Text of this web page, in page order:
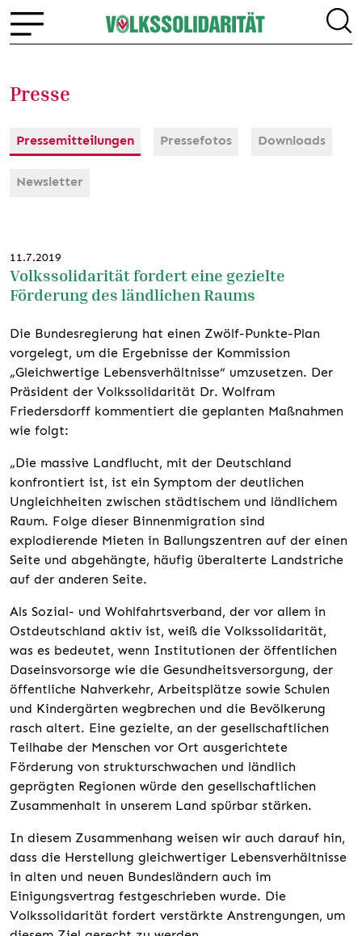
Presse
Pressemitteilungen Pressefotos Downloads
Newsletter
11.7.2019
Volkssolidarität fordert eine gezielte
Förderung des ländlichen Raums
Die Bundesregierung hat einen Zwölf-Punkte-Plan
vorgelegt, um die Ergebnisse der Kommission
„Gleichwertige Lebensverhältnisse“ umzusetzen. Der
Präsident der Volkssolidarität Dr. Wolfram
Friedersdorff kommentiert die geplanten Maßnahmen
wie folgt:
„Die massive Landflucht, mit der Deutschland
konfrontiert ist, ist ein Symptom der deutlichen
Ungleichheiten zwischen städtischem und ländlichem
Raum. Folge dieser Binnenmigration sind
explodierende Mieten in Ballungszentren auf der einen
Seite und abgehängte, häufig überalterte Landstriche
auf der anderen Seite.
Als Sozial- und Wohlfahrtsverband, der vor allem in
Ostdeutschland aktiv ist, weiß die Volkssolidarität,
was es bedeutet, wenn Institutionen der öffentlichen
Daseinsvorsorge wie die Gesundheitsversorgung, der
öffentliche Nahverkehr, Arbeitsplätze sowie Schulen
und Kindergärten wegbrechen und die Bevölkerung
rasch altert. Eine gezielte, an der gesellschaftlichen
Teilhabe der Menschen vor Ort ausgerichtete
Förderung von strukturschwachen und ländlich
geprägten Regionen würde den gesellschaftlichen
Zusammenhalt in unserem Land spürbar stärken.
In diesem Zusammenhang weisen wir auch darauf hin,
dass die Herstellung gleichwertiger Lebensverhältnisse
in alten und neuen Bundesländern auch im
Einigungsvertrag festgeschrieben wurde. Die
Volkssolidarität fordert verstärkte Anstrengungen, um